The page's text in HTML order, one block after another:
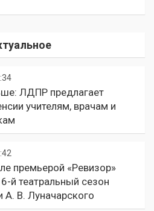
ЛДПР предлагает
учителям, врачам и
премьерой «Ревизор»
й театральный сезон
А. В. Луначарского